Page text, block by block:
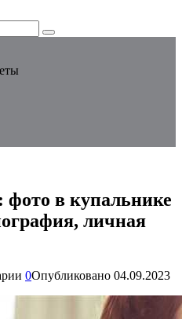
в купальнике
личная
0Опубликовано 04.09.2023